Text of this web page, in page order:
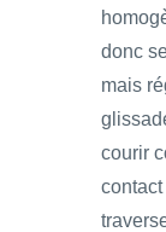
donc
mais
courir
contact